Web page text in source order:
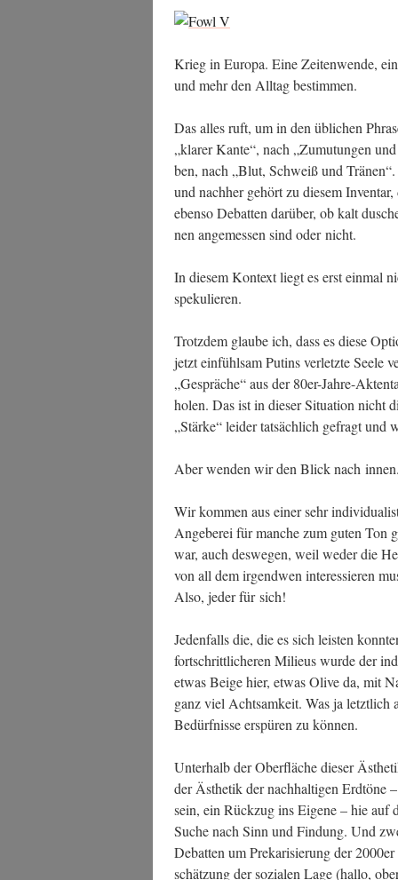
Pro­
test
lich
wirkt.““
Krieg in Euro­pa. Eine Zei­ten­wen­de,
und mehr den All­tag bestimmen.
Das alles ruft, um in den übli­chen
„kla­rer Kan­te“, nach „Zumu­tun­gen
ben, nach „Blut, Schweiß und
und nach­her gehört zu die­sem
eben­so Debat­ten dar­über, ob kalt
nen ange­mes­sen sind oder nicht.
In die­sem Kon­text liegt es erst ein­mal
spekulieren.
Trotz­dem glau­be ich, dass es die­se
jetzt ein­fühl­sam Putins ver­letz­te See­le
„Gesprä­che“ aus der 80er-Jah­re-
holen. Das ist in die­ser Situa­ti­on nicht
„Stär­ke“ lei­der tat­säch­lich gefragt und
Aber wen­den wir den Blick nach innen.
Wir kom­men aus einer sehr
Ange­be­rei für man­che zum guten Ton
war, auch des­we­gen, weil weder die
von all dem irgend­wen inter­es­sie­ren
Also, jeder für sich!
Jeden­falls die, die es sich leis­ten
fort­schritt­li­che­ren Milieus wur­de der
etwas Beige hier, etwas Oli­ve da, mit
ganz viel Acht­sam­keit. Was ja letzt­lich
Bedürf­nis­se erspü­ren zu können.
Unter­halb der Ober­flä­che die­ser
der Ästhe­tik der nach­hal­ti­gen Erd­tö­ne
sein, ein Rück­zug ins Eige­ne – hie auf
Suche nach Sinn und Fin­dung. Und
Debat­ten um Pre­ka­ri­sie­rung der
schät­zung der sozia­len Lage (hal­lo,